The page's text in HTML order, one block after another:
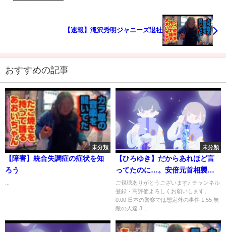
【速報】滝沢秀明ジャニーズ退社
おすすめの記事
未分類
【障害】統合失調症の症状を知
ろう
未分類
【ひろゆき】だからあれほど言
ってたのに…。安倍元首相襲撃
事件がなぜ起こったのか【切り
抜き 2ちゃんねる 思考 論破
kirinuki きりぬき hiroyuki 高齢
ご視聴ありがとうございます♪ チャンネル
登録・高評価よろしくお願いします。
0:00 日本の警察では想定外の事件 1:55 無
敵の人達 3:...